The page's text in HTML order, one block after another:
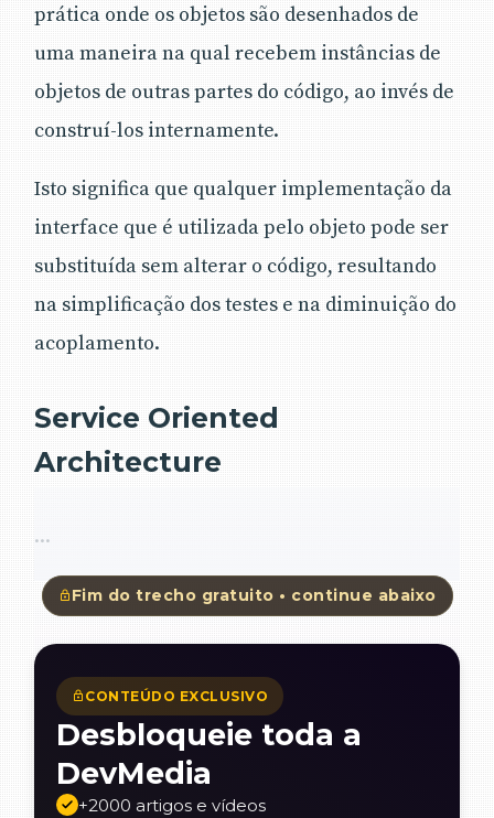
prática onde os objetos são desenhados de
uma maneira na qual recebem instâncias de
objetos de outras partes do código, ao invés de
construí-los internamente.
Isto significa que qualquer implementação da
interface que é utilizada pelo objeto pode ser
substituída sem alterar o código, resultando
na simplificação dos testes e na diminuição do
acoplamento.
Service Oriented
Architecture
...
Fim do trecho gratuito • continue abaixo
CONTEÚDO EXCLUSIVO
Desbloqueie toda a
DevMedia
+2000 artigos e vídeos